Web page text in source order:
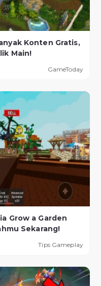
Konten Gratis,
Main!
GameToday
Grow a Garden
Sekarang!
Tips Gameplay